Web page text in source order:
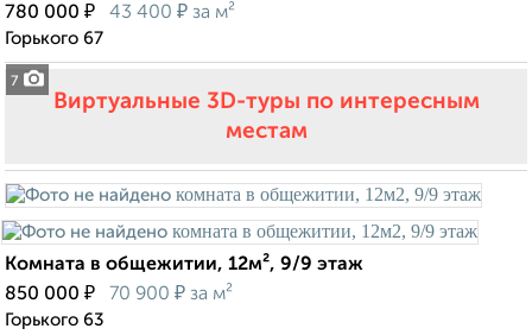
7
780 000 ₽ 43 400 ₽ за м²
Горького 67
Виртуальные 3D-туры по интересным
местам
Комната в общежитии, 12м², 9/9 этаж
850 000 ₽ 70 900 ₽ за м²
Горького 63